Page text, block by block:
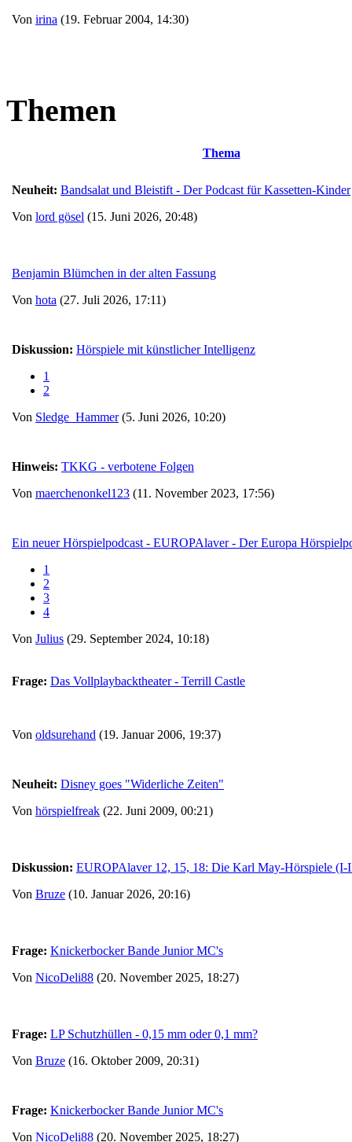
Von irina (19. Februar 2004, 14:30)
Themen
Thema
Neuheit: Bandsalat und Bleistift - Der Podcast für Kassetten-Kinder
Von lord gösel (15. Juni 2026, 20:48)
Benjamin Blümchen in der alten Fassung
Von hota (27. Juli 2026, 17:11)
Diskussion: Hörspiele mit künstlicher Intelligenz
1
2
Von Sledge_Hammer(5. Juni 2026, 10:20)
Hinweis: TKKG - verbotene Folgen
Von maerchenonkel123 (11. November 2023, 17:56)
Ein neuer Hörspielpodcast - EUROPAlaver - Der Europa
1
2
3
4
Von Julius (29. September 2024, 10:18)
Frage: Das Vollplaybacktheater - Terrill Castle
Von oldsurehand (19. Januar 2006, 19:37)
Neuheit: Disney goes "Widerliche Zeiten"
Von hörspielfreak (22. Juni 2009, 00:21)
Diskussion: EUROPAlaver 12, 15, 18: Die Karl May-Hörspiele (I-
Von Bruze (10. Januar 2026, 20:16)
Frage: Knickerbocker Bande Junior MC's
Von NicoDeli88 (20. November 2025, 18:27)
Frage: LP Schutzhüllen - 0,15 mm oder 0,1 mm?
Von Bruze (16. Oktober 2009, 20:31)
Frage: Knickerbocker Bande Junior MC's
Von NicoDeli88 (20. November 2025, 18:27)